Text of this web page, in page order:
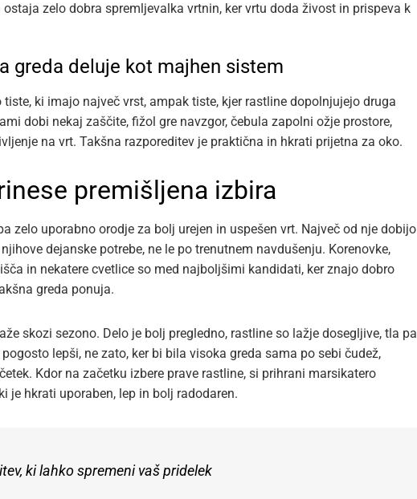
zelo dobra spremljevalka vrtnin, ker vrtu doda živost in prispeva k
greda deluje kot majhen sistem
ki imajo največ vrst, ampak tiste, kjer rastline dopolnjujejo druga
dobi nekaj zaščite, fižol gre navzgor, čebula zapolni ožje prostore,
na vrt. Takšna razporeditev je praktična in hkrati prijetna za oko.
premišljena izbira
zelo uporabno orodje za bolj urejen in uspešen vrt. Največ od nje dobijo
dejanske potrebe, ne le po trenutnem navdušenju. Korenovke,
in nekatere cvetlice so med najboljšimi kandidati, ker znajo dobro
greda ponuja.
skozi sezono. Delo je bolj pregledno, rastline so lažje dosegljive, tla pa
lepši, ne zato, ker bi bila visoka greda sama po sebi čudež,
Kdor na začetku izbere prave rastline, si prihrani marsikatero
je hkrati uporaben, lep in bolj radodaren.
ki lahko spremeni vaš pridelek